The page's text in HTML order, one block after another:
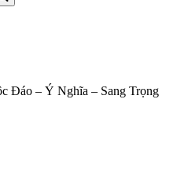
Đáo – Ý Nghĩa – Sang Trọng